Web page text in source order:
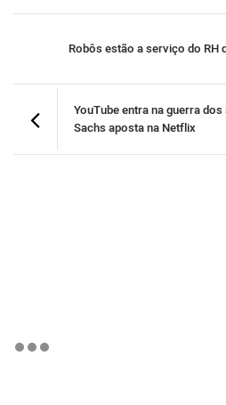
Robôs estão a serviço do RH
YouTube entra na guerra
Sachs aposta na Netflix